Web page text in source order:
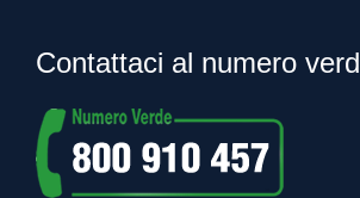
Contattaci al numero